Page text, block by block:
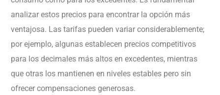
analizar estos precios para encontrar la opción más
ventajosa. Las tarifas pueden variar considerablemente;
por ejemplo, algunas establecen precios competitivos
para los decimales más altos en excedentes, mientras
que otras los mantienen en niveles estables pero sin
ofrecer compensaciones generosas.